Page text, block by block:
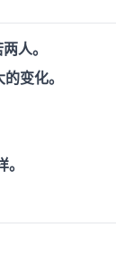
人。
变化。